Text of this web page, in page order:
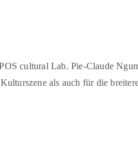
cultural Lab. Pie-Claude
als auch für die